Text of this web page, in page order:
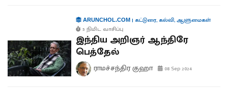
ARUNCHOL.COM| கட்டுரை, கல்வி,ஆளுமைகள்
5 நிமிட வாசிப்பு
இந்திய அறிஞர் ஆந்திரே
பெத்தேல்
ராமச்சந்திர குஹா 08 Sep 2024